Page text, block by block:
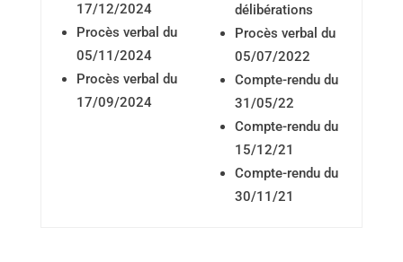
17/12/2024
Procès verbal du
05/11/2024
Procès verbal du
17/09/2024
délibérations
Procès verbal du
05/07/2022
Compte-rendu du
31/05/22
Compte-rendu du
15/12/21
Compte-rendu du
30/1 1/21